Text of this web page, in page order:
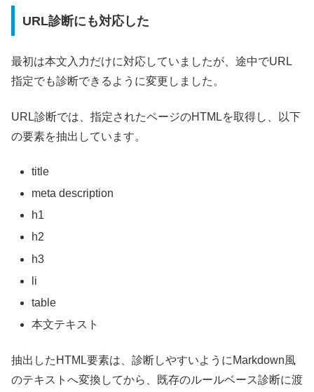
URL診断にも対応した
最初は本文入力だけに対応していましたが、途中でURL
指定でも診断できるように変更しました。
URL診断では、指定されたページのHTMLを取得し、以下
の要素を抽出しています。
title
meta description
h1
h2
h3
li
table
本文テキスト
抽出したHTML要素は、診断しやすいようにMarkdown風
のテキストへ変換してから、既存のルールベース診断に渡